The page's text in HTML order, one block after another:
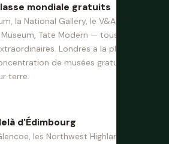
mondiale gratuits
la National Gallery, le V&A, le
Tate Modern — tous
Londres a la plus
de musées gratuits
terre.
d'Édimbourg
les Northwest Highlands,